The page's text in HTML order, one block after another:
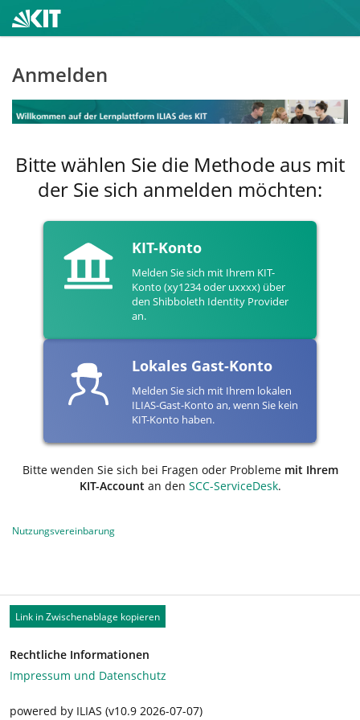
Anmelden
Bitte wählen Sie die Methode aus mit
der Sie sich anmelden möchten:
KIT-Konto
Melden Sie sich mit Ihrem KIT-
Konto (xy1234 oder uxxxx) über
den Shibboleth Identity Provider
an.
Lokales Gast-Konto
Melden Sie sich mit Ihrem lokalen
ILIAS-Gast-Konto an, wenn Sie kein
KIT-Konto haben.
Bitte wenden Sie sich bei Fragen oder Probleme mit Ihrem
KIT-Accountan den SCC-ServiceDesk.
Nutzungsvereinbarung
Link in Zwischenablage kopieren
Rechtliche Informationen
Impressum und Datenschutz
powered by ILIAS (v10.9 2026-07-07)